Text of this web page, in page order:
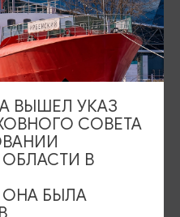
САЙТЕ
Электронная виза
мероприятий
ВЫШЕЛ УКАЗ
СОВЕТА
В
ОНА БЫЛА